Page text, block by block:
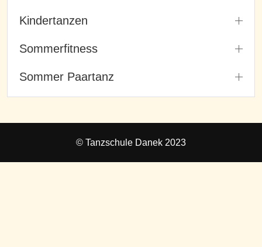
Kindertanzen
Sommerfitness
Sommer Paartanz
© Tanzschule Danek 2023